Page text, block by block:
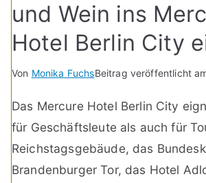
und Wein ins
Hotel Berlin City
Von Monika FuchsBeitrag veröffentlicht
Das Mercure Hotel Berlin City
für Geschäftsleute als auch für
Reichstagsgebäude, das
Brandenburger Tor, das Hotel